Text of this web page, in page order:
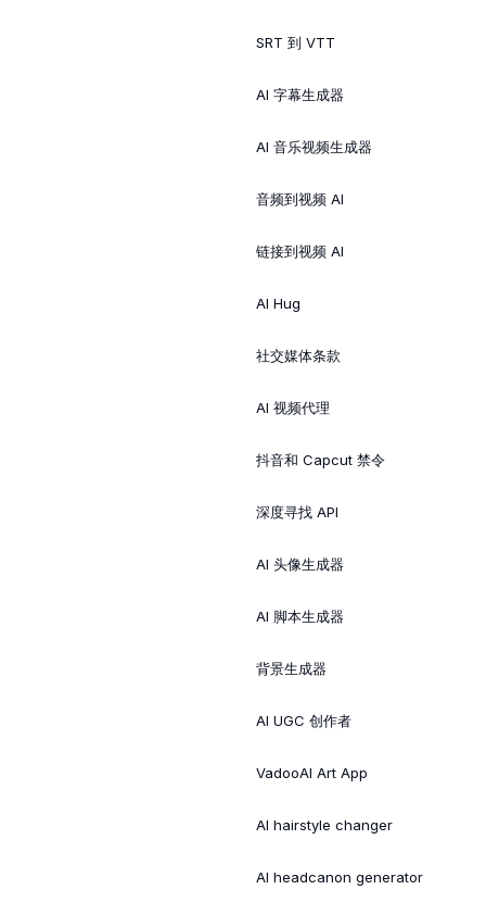
SRT 到 VTT
AI 字幕生成器
AI 音乐视频生成器
音频到视频 AI
链接到视频 AI
AI Hug
社交媒体条款
AI 视频代理
抖音和 Capcut 禁令
深度寻找 API
AI 头像生成器
AI 脚本生成器
背景生成器
AI UGC 创作者
VadooAI Art App
AI hairstyle changer
AI headcanon generator